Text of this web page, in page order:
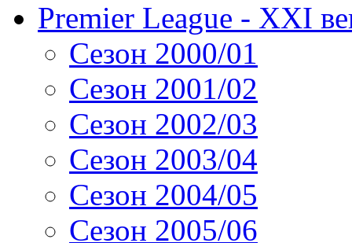
Premier League - XXI
Сезон 2000/01
Сезон 2001/02
Сезон 2002/03
Сезон 2003/04
Сезон 2004/05
Сезон 2005/06